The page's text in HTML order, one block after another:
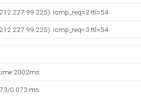
icmp_req=2 ttl=54
icmp_req=3 ttl=54
2002ms
0.073 ms